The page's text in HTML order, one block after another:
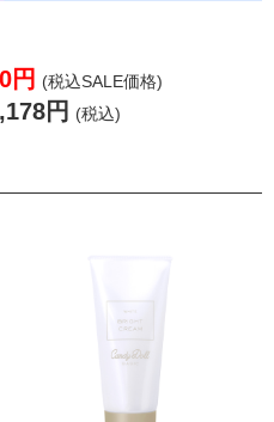
円 (税込SALE価格)
円 (税込)